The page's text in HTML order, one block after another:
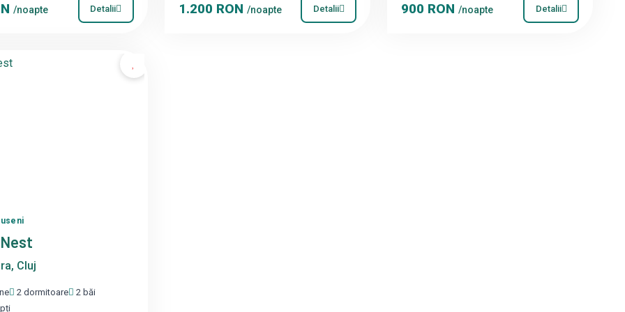
/noapte Detalii 1.200 RON /noapte Detalii 900 RON/noapte Detalii
Cluj
2 dormitoare
2 băi